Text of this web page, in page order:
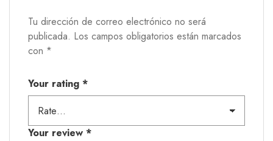
Tu dirección de correo electrónico no será
publicada. Los campos obligatorios están marcados
con *
Your rating *
Your review *